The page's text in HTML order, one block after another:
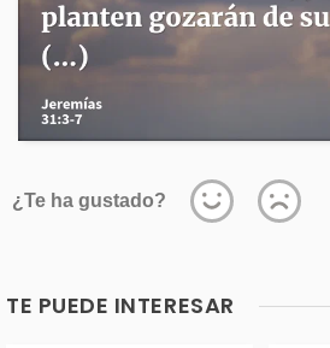
¿Te ha gustado?
TE PUEDE INTERESAR